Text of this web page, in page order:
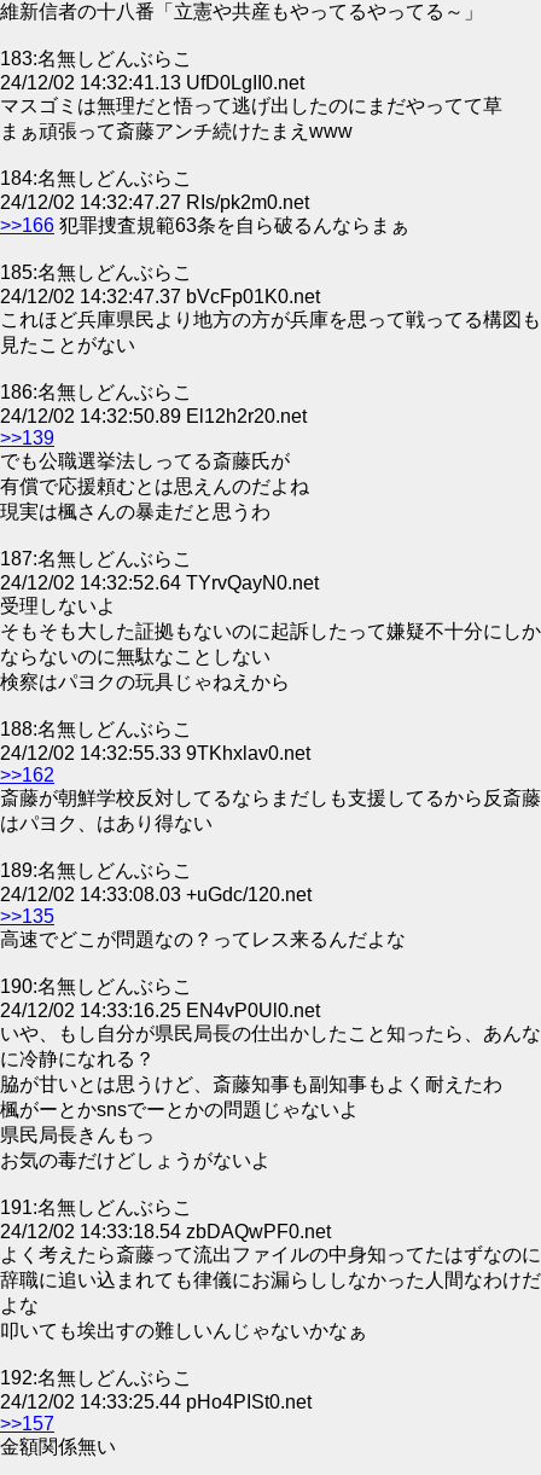
維新信者の十八番「立憲や共産もやってるやってる～」
183:名無しどんぶらこ
24/12/02 14:32:41.13 UfD0LgII0.net
マスゴミは無理だと悟って逃げ出したのにまだやってて草
まぁ頑張って斎藤アンチ続けたまえwww
184:名無しどんぶらこ
24/12/02 14:32:47.27 RIs/pk2m0.net
>>166 犯罪捜査規範63条を自ら破るんならまぁ
185:名無しどんぶらこ
24/12/02 14:32:47.37 bVcFp01K0.net
これほど兵庫県民より地方の方が兵庫を思って戦ってる構図も
見たことがない
186:名無しどんぶらこ
24/12/02 14:32:50.89 El12h2r20.net
>>139
でも公職選挙法しってる斎藤氏が
有償で応援頼むとは思えんのだよね
現実は楓さんの暴走だと思うわ
187:名無しどんぶらこ
24/12/02 14:32:52.64 TYrvQayN0.net
受理しないよ
そもそも大した証拠もないのに起訴したって嫌疑不十分にしか
ならないのに無駄なことしない
検察はパヨクの玩具じゃねえから
188:名無しどんぶらこ
24/12/02 14:32:55.33 9TKhxlav0.net
>>162
斎藤が朝鮮学校反対してるならまだしも支援してるから反斎藤
はパヨク、はあり得ない
189:名無しどんぶらこ
24/12/02 14:33:08.03 +uGdc/120.net
>>135
高速でどこが問題なの？ってレス来るんだよな
190:名無しどんぶらこ
24/12/02 14:33:16.25 EN4vP0Ul0.net
いや、もし自分が県民局長の仕出かしたこと知ったら、あんな
に冷静になれる？
脇が甘いとは思うけど、斎藤知事も副知事もよく耐えたわ
楓がーとかsnsでーとかの問題じゃないよ
県民局長きんもっ
お気の毒だけどしょうがないよ
191:名無しどんぶらこ
24/12/02 14:33:18.54 zbDAQwPF0.net
よく考えたら斎藤って流出ファイルの中身知ってたはずなのに
辞職に追い込まれても律儀にお漏らししなかった人間なわけだ
よな
叩いても埃出すの難しいんじゃないかなぁ
192:名無しどんぶらこ
24/12/02 14:33:25.44 pHo4PISt0.net
>>157
金額関係無い